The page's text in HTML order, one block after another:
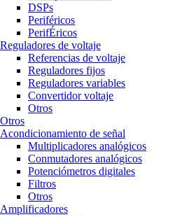
DSPs
Periféricos
PerifÉricos
Reguladores de voltaje
Referencias de voltaje
Reguladores fijos
Reguladores variables
Convertidor voltaje
Otros
Otros
Acondicionamiento de señal
Multiplicadores analógicos
Conmutadores analógicos
Potenciómetros digitales
Filtros
Otros
Amplificadores